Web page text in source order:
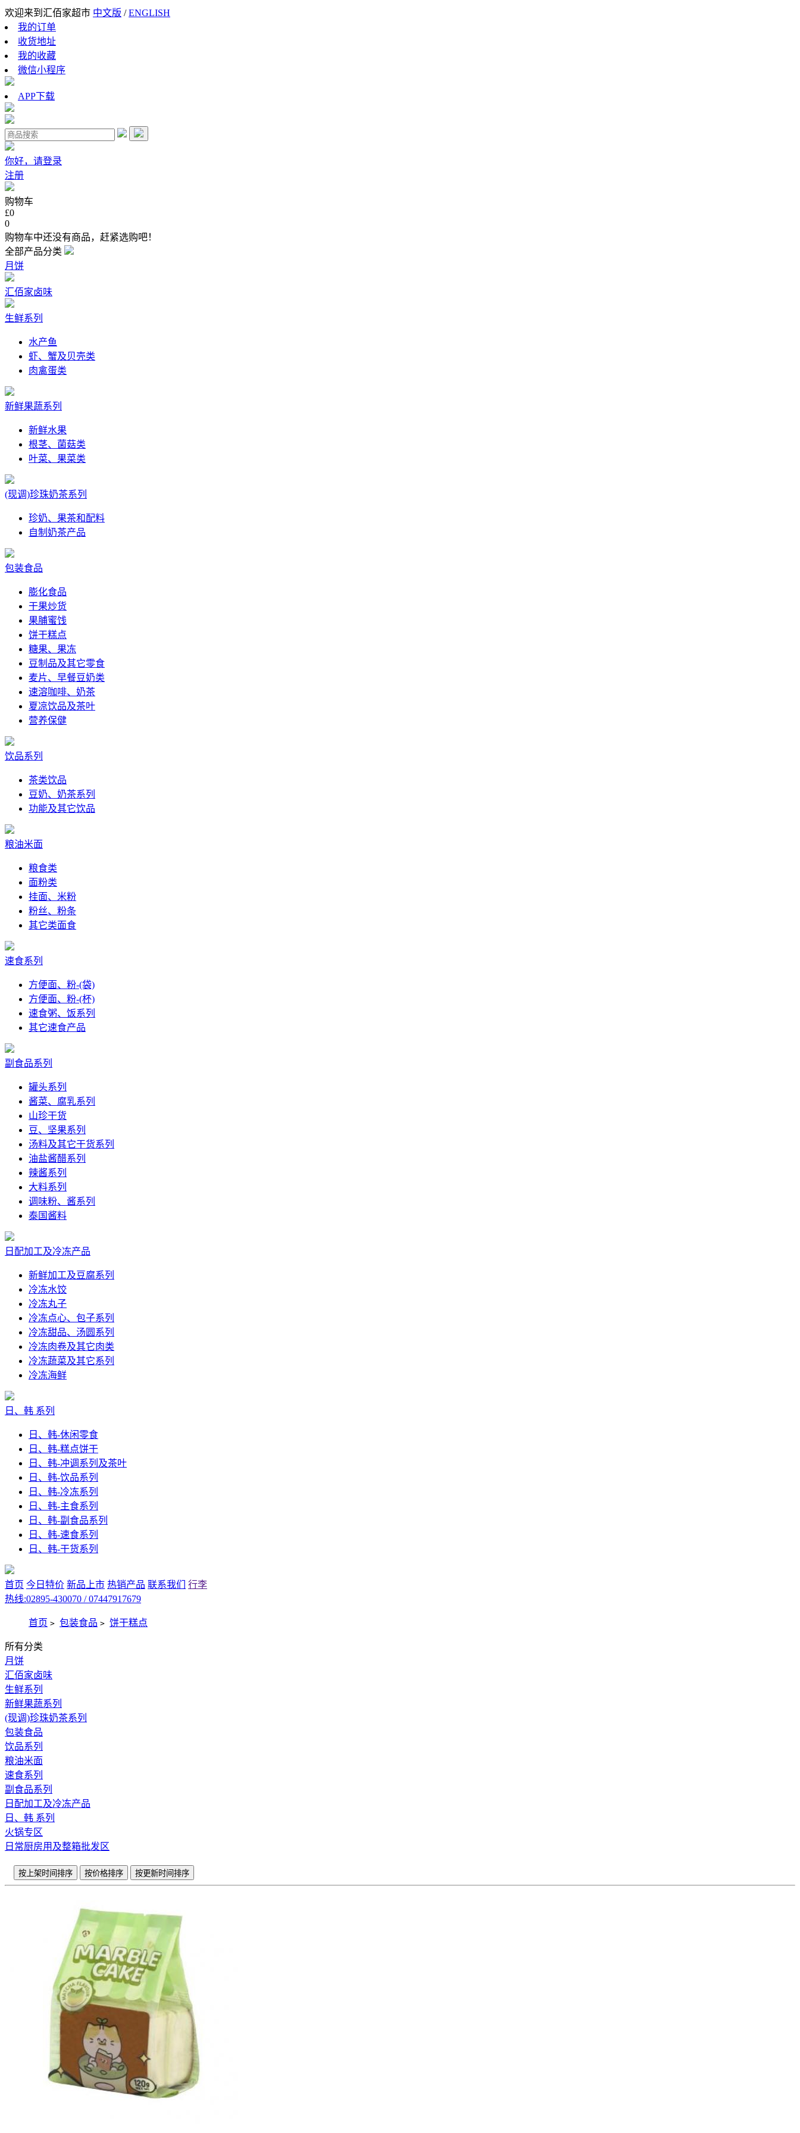
欢迎来到汇佰家超市 中文版 /ENGLISH
我的订单
收货地址
我的收藏
微信小程序
APP下载
你好，请登录
注册
购物车
£0
0
购物车中还没有商品，赶紧选购吧！
全部产品分类
月饼
汇佰家卤味
生鲜系列
水产鱼
虾、蟹及贝壳类
肉禽蛋类
新鲜果蔬系列
新鲜水果
根茎、菌菇类
叶菜、果菜类
(现调)珍珠奶茶系列
珍奶、果茶和配料
自制奶茶产品
包装食品
膨化食品
干果炒货
果脯蜜饯
饼干糕点
糖果、果冻
豆制品及其它零食
麦片、早餐豆奶类
速溶咖啡、奶茶
夏凉饮品及茶叶
营养保健
饮品系列
茶类饮品
豆奶、奶茶系列
功能及其它饮品
粮油米面
粮食类
面粉类
挂面、米粉
粉丝、粉条
其它类面食
速食系列
方便面、粉-(袋)
方便面、粉-(杯)
速食粥、饭系列
其它速食产品
副食品系列
罐头系列
酱菜、腐乳系列
山珍干货
豆、坚果系列
汤料及其它干货系列
油盐酱醋系列
辣酱系列
大料系列
调味粉、酱系列
泰国酱料
日配加工及冷冻产品
新鲜加工及豆腐系列
冷冻水饺
冷冻丸子
冷冻点心、包子系列
冷冻甜品、汤圆系列
冷冻肉卷及其它肉类
冷冻蔬菜及其它系列
冷冻海鲜
日、韩 系列
日、韩-休闲零食
日、韩-糕点饼干
日、韩-冲调系列及茶叶
日、韩-饮品系列
日、韩-冷冻系列
日、韩-主食系列
日、韩-副食品系列
日、韩-速食系列
日、韩-干货系列
首页 今日特价 新品上市 热销产品 联系我们
行李
热线:02895-430070 / 07447917679
首页 > 包装食品 > 饼干糕点
所有分类
月饼
汇佰家卤味
生鲜系列
新鲜果蔬系列
(现调)珍珠奶茶系列
包装食品
饮品系列
粮油米面
速食系列
副食品系列
日配加工及冷冻产品
日、韩 系列
火锅专区
日常厨房用及整箱批发区
按上架时间排序 按价格排序 按更新时间排序